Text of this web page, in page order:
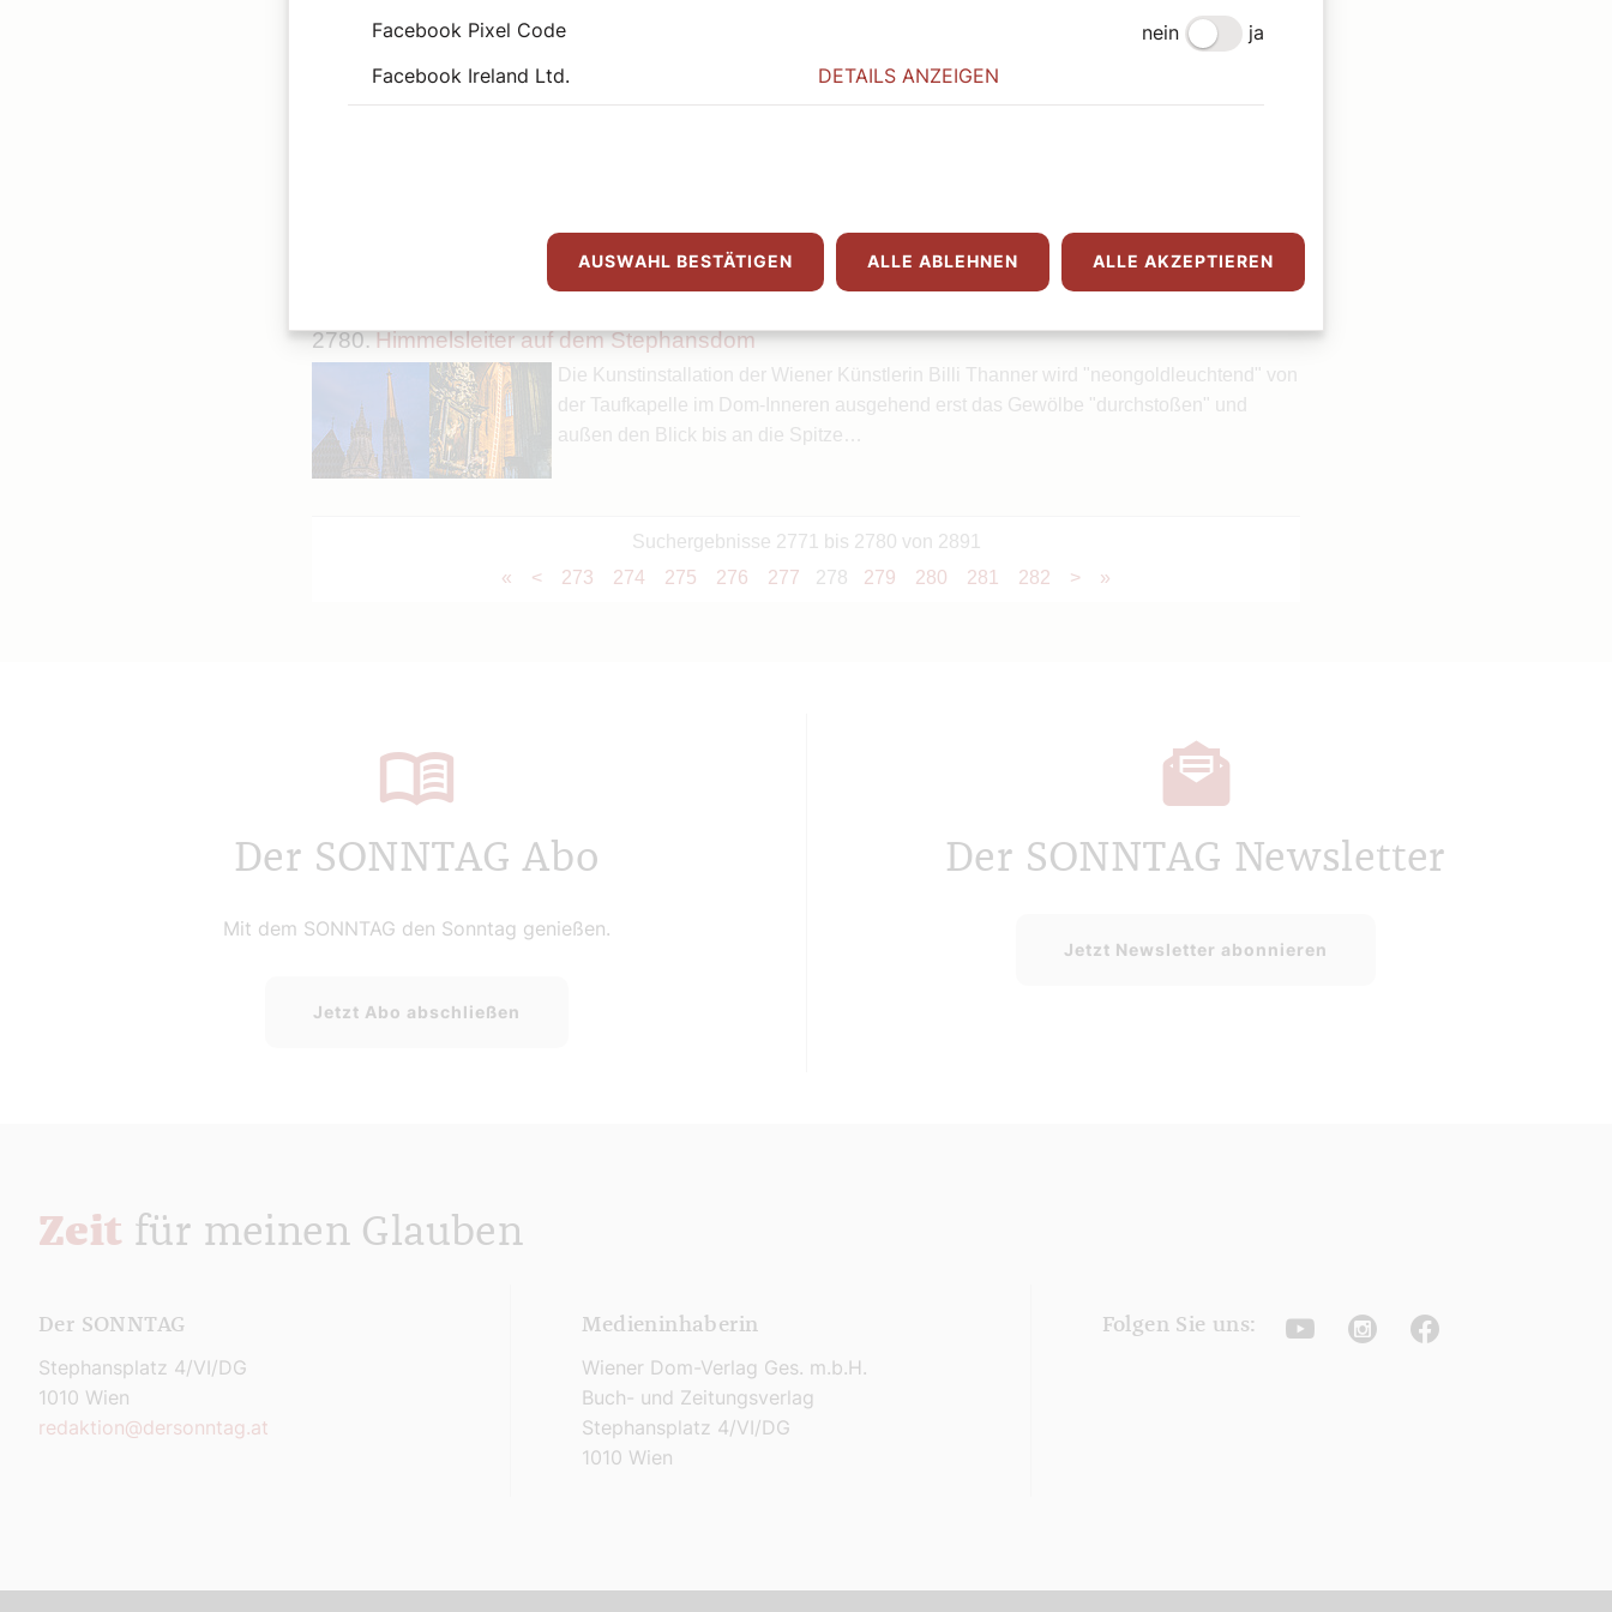
die vielen Dimensionen des geistlichen…
2780.Himmelsleiter auf dem Stephansdom
Die Kunstinstallation der Wiener Künstlerin Billi Thanner wird "neongoldleuchtend" von
der Taufkapelle im Dom-Inneren ausgehend erst das Gewölbe "durchstoßen" und
außen den Blick bis an die Spitze…
Suchergebnisse 2771 bis 2780 von 2891
«
< 273 274 275 276 277 278 279 280 281 282 > »
Der SONNTAG Abo
Mit dem SONNTAG den Sonntag genießen.
Jetzt Abo abschließen
Der SONNTAG Newsletter
Jetzt Newsletter abonnieren
Zeit für meinen Glauben
Der SONNTAG
Stephansplatz 4/VI/DG
1010 Wien
redaktion@dersonntag.at
Medieninhaberin
Wiener Dom-Verlag Ges. m.b.H.
Buch- und Zeitungsverlag
Stephansplatz 4/VI/DG
1010 Wien
Folgen Sie uns: YoutubeInstagramFacebook
Facebook Pixel Code nein
ja
Facebook Ireland Ltd.
DETAILS ANZEIGEN
AUSWAHL BESTÄTIGEN ALLE ABLEHNEN ALLE AKZEPTIEREN